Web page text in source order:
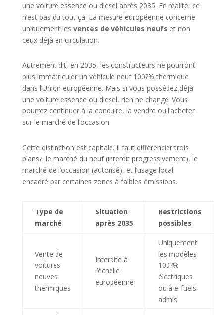
une voiture essence ou diesel après 2035. En réalité, ce
n’est pas du tout ça. La mesure européenne concerne
uniquement les ventes de véhicules neufs et non
ceux déjà en circulation.
Autrement dit, en 2035, les constructeurs ne pourront
plus immatriculer un véhicule neuf 100?% thermique
dans l’Union européenne. Mais si vous possédez déjà
une voiture essence ou diesel, rien ne change. Vous
pourrez continuer à la conduire, la vendre ou l’acheter
sur le marché de l’occasion.
Cette distinction est capitale. Il faut différencier trois
plans?: le marché du neuf (interdit progressivement), le
marché de l’occasion (autorisé), et l’usage local
encadré par certaines zones à faibles émissions.
Type de
marché
Situation
après 2035
Restrictions
possibles
Vente de
voitures
neuves
thermiques
Interdite à
l’échelle
européenne
Uniquement
les modèles
100?%
électriques
ou à e-fuels
admis